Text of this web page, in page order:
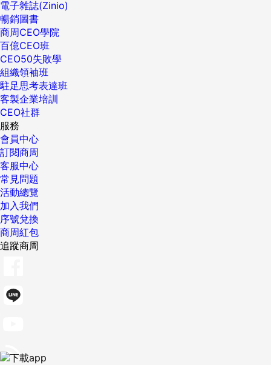
電子雜誌(Zinio)
暢銷圖書
商周CEO學院
百億CEO班
CEO50失敗學
組織領袖班
駐足思考表達班
客製企業培訓
CEO社群
服務
會員中心
訂閱商周
客服中心
常見問題
活動總覽
加入我們
序號兌換
商周紅包
追蹤商周